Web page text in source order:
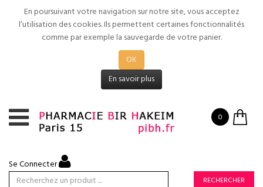
En poursuivant votre navigation sur notre site, vous acceptez
l’utilisation des cookies. Ils permettent certaines fonctionnalités
comme par exemple la sauvegarde de votre panier.
OK
En savoir plus
0
Se Connecter
RECHERCHER